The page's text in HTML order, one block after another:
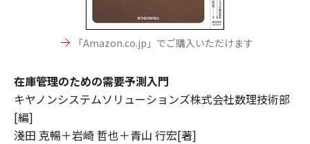
「Amazon.co.jp」でご購入いただけます
在庫管理のための需要予測入門
キヤノンシステムソリューションズ株式会社数理技術部
[編]
淺田 克暢＋岩崎 哲也＋青山 行宏[著]